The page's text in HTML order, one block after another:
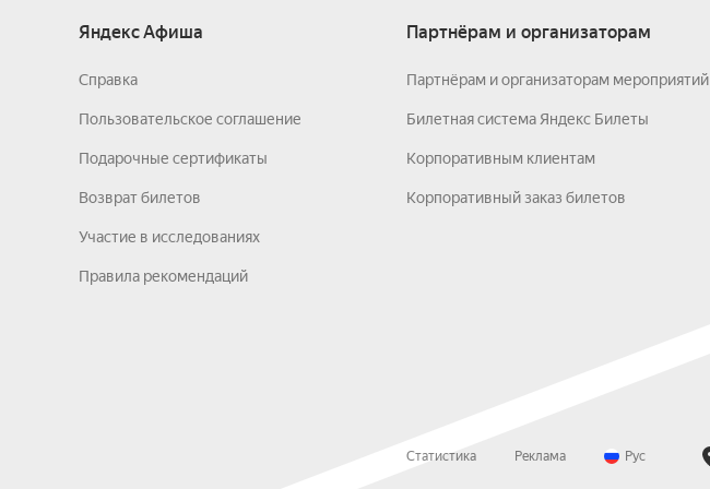
Яндекс Афиша
Справка
Пользовательское соглашение
Подарочные сертификаты
Возврат билетов
Участие в исследованиях
Правила рекомендаций
Партнёрам и организаторам
Партнёрам и организаторам мероприятий
Билетная система Яндекс Билеты
Корпоративным клиентам
Корпоративный заказ билетов
Статистика Реклама Рус